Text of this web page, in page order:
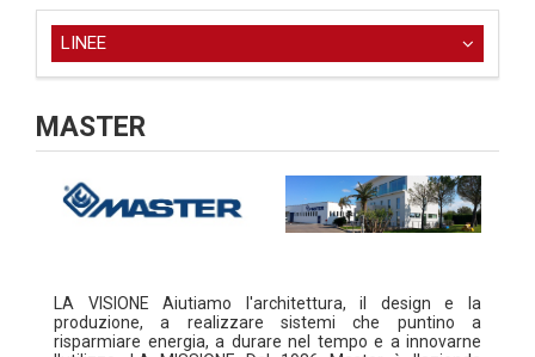
LINEE
MASTER
LA VISIONE Aiutiamo l'architettura, il design e la
produzione, a realizzare sistemi che puntino a
risparmiare energia, a durare nel tempo e a innovarne